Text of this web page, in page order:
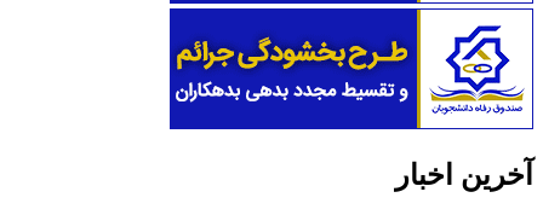
آخرین اخبار